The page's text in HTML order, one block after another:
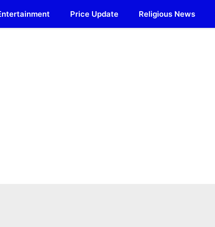
Price Update Religious News